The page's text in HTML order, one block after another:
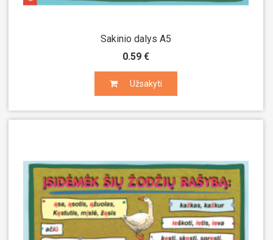
Sakinio dalys A5
0.59 €
Užsakyti
Užsakyti